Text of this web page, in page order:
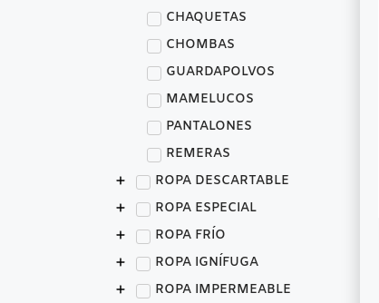
CHAQUETAS
CHOMBAS
GUARDAPOLVOS
MAMELUCOS
PANTALONES
REMERAS
ROPA DESCARTABLE
ROPA ESPECIAL
ROPA FRÍO
ROPA IGNÍFUGA
ROPA IMPERMEABLE